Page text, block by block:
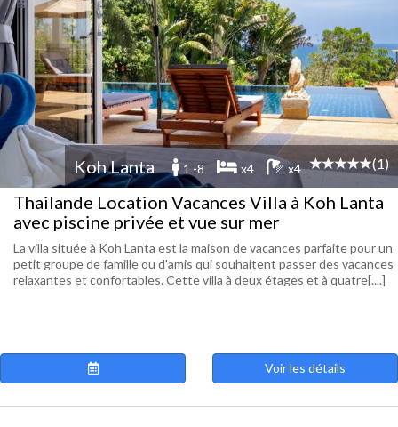
Koh Lanta 1 -8 x4 x4 (1)
Thailande Location Vacances Villa à Koh Lanta
avec piscine privée et vue sur mer
La villa située à Koh Lanta est la maison de vacances parfaite pour un
petit groupe de famille ou d'amis qui souhaitent passer des vacances
relaxantes et confortables. Cette villa à deux étages et à quatre[....]
Voir les détails